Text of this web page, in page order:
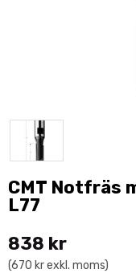
CMT Notfräs
L77
838 kr
(670 kr exkl. moms)